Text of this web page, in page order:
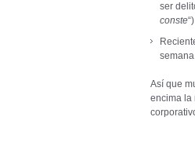
ser
conste
Así que
encima la